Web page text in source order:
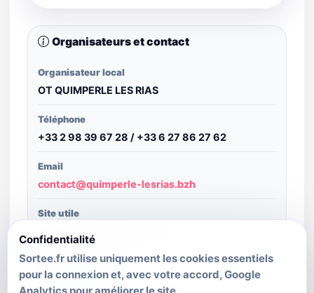
Organisateurs et contact
Organisateur local
OT QUIMPERLE LES RIAS
Téléphone
+33 2 98 39 67 28 / +33 6 27 86 27 62
Email
contact@quimperle-lesrias.bzh
Site utile
Structure publiante
SIT Bretagne
Confidentialité
Sortee.fr utilise uniquement les cookies essentiels
pour la connexion et, avec votre accord, Google